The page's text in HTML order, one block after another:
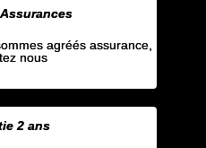
agréés assurance,
nous
2 ans